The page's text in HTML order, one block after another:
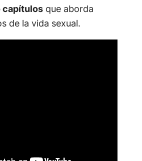
capítulosque aborda
de la vida sexual.